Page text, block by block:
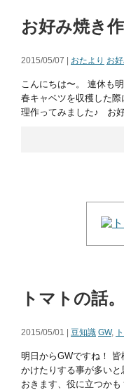
お好み焼き
2015/05/07 | おたより お
こんにちは〜。 連休も
春キャベツを収穫した
理作ってみました♪ お
トマトの話
2015/05/01 | 豆知識 GW,
明日からGWですね！
かけたりする事が多い
おきます、役に立つか